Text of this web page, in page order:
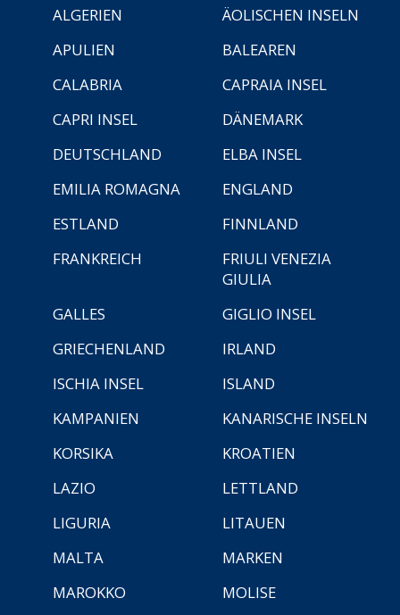
ALGERIEN
ÄOLISCHEN INSELN
APULIEN
BALEAREN
CALABRIA
CAPRAIA INSEL
CAPRI INSEL
DÄNEMARK
DEUTSCHLAND
ELBA INSEL
EMILIA ROMAGNA
ENGLAND
ESTLAND
FINNLAND
FRANKREICH
FRIULI VENEZIA
GIULIA
GALLES
GIGLIO INSEL
GRIECHENLAND
IRLAND
ISCHIA INSEL
ISLAND
KAMPANIEN
KANARISCHE INSELN
KORSIKA
KROATIEN
LAZIO
LETTLAND
LIGURIA
LITAUEN
MALTA
MARKEN
MAROKKO
MOLISE